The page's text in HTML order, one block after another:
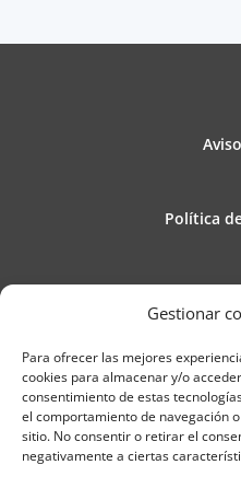
Gestionar
Para ofrecer las mejores
cookies para almacenar y/o
consentimiento de estas
el comportamiento de navegación
sitio. No consentir o retirar el
negativamente a ciertas
Política